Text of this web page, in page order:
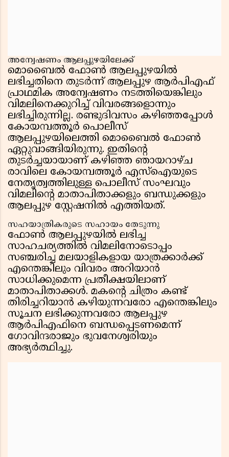
അന്വേഷണം ആലപ്പുഴയിലേക്ക്
മൊബൈല്‍ ഫോൺ ആലപ്പുഴയിൽ
ലഭിച്ചതിനെ തുടർന്ന് ആലപ്പുഴ ആർപിഎഫ്
പ്രാഥമിക അന്വേഷണം നടത്തിയെങ്കിലും
വിമലിനെക്കുറിച്ച് വിവരങ്ങളൊന്നും
ലഭിച്ചിരുന്നില്ല. രണ്ടുദിവസം കഴിഞ്ഞപ്പോൾ
കോയമ്പത്തൂർ പൊലീസ്
ആലപ്പുഴയിലെത്തി മൊബൈൽ ഫോൺ
ഏറ്റുവാങ്ങിയിരുന്നു. ഇതിൻ്റെ
തുടർച്ചയായാണ് കഴിഞ്ഞ ഞായറാഴ്ച
രാവിലെ കോയമ്പത്തൂർ എസ്ഐയുടെ
നേതൃത്വത്തിലുള്ള പൊലീസ് സംഘവും
വിമലിൻ്റെ മാതാപിതാക്കളും ബന്ധുക്കളും
ആലപ്പുഴ സ്റ്റേഷനിൽ എത്തിയത്.
സഹയാത്രികരുടെ സഹായം തേടുന്നു
ഫോൺ ആലപ്പുഴയിൽ ലഭിച്ച
സാഹചര്യത്തിൽ വിമലിനോടൊപ്പം
സഞ്ചരിച്ച മലയാളികളായ യാത്രക്കാർക്ക്
എന്തെങ്കിലും വിവരം അറിയാൻ
സാധിക്കുമെന്ന പ്രതീക്ഷയിലാണ്
മാതാപിതാക്കൾ. മകൻ്റെ ചിത്രം കണ്ട്
തിരിച്ചറിയാൻ കഴിയുന്നവരോ എന്തെങ്കിലും
സൂചന ലഭിക്കുന്നവരോ ആലപ്പുഴ
ആർപിഎഫിനെ ബന്ധപ്പെടണമെന്ന്
ഗോവിന്ദരാജും ഭുവനേശ്വരിയും
അഭ്യർത്ഥിച്ചു.